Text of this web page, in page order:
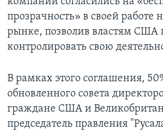
прозрачность» в своей работе
рынке, позволив властям США
контролировать свою
В рамках этого соглашения,
обновленного совета
граждане США и
председатель правления